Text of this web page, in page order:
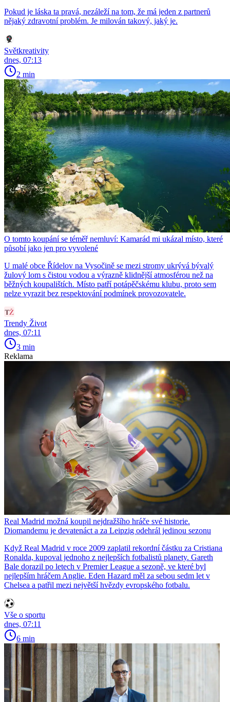
Pokud je láska ta pravá, nezáleží na tom, že má jeden z partnerů
nějaký zdravotní problém. Je milován takový, jaký je.
Světkreativity
dnes, 07:13
2 min
O tomto koupání se téměř nemluví: Kamarád mi ukázal místo, které
působí jako jen pro vyvolené
U malé obce Řídelov na Vysočině se mezi stromy ukrývá bývalý
žulový lom s čistou vodou a výrazně klidnější atmosférou než na
běžných koupalištích. Místo patří potápěčskému klubu, proto sem
nelze vyrazit bez respektování podmínek provozovatele.
Trendy Život
dnes, 07:11
3 min
Reklama
Real Madrid možná koupil nejdražšího hráče své historie.
Diomandemu je devatenáct a za Leipzig odehrál jedinou sezonu
Když Real Madrid v roce 2009 zaplatil rekordní částku za Cristiana
Ronalda, kupoval jednoho z nejlepších fotbalistů planety. Gareth
Bale dorazil po letech v Premier League a sezoně, ve které byl
nejlepším hráčem Anglie. Eden Hazard měl za sebou sedm let v
Chelsea a patřil mezi největší hvězdy evropského fotbalu.
Vše o sportu
dnes, 07:11
6 min